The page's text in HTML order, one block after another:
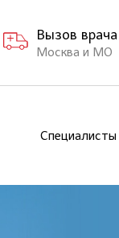
Вызов врача
Москва и МО
Специалисты